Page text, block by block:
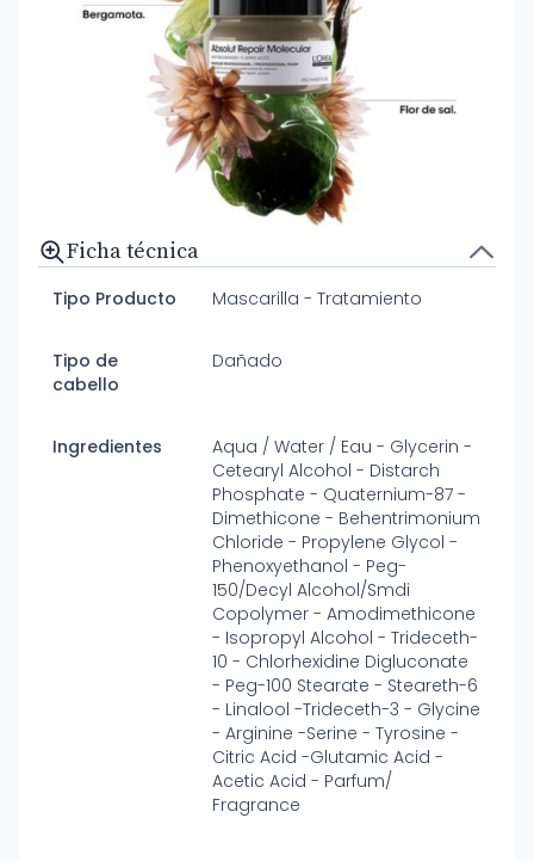
Ficha técnica
Tipo Producto Mascarilla - Tratamiento
Tipo de
cabello
Dañado
Ingredientes
Aqua / Water / Eau - Glycerin -
Cetearyl Alcohol - Distarch
Phosphate - Quaternium-87 -
Dimethicone - Behentrimonium
Chloride - Propylene Glycol -
Phenoxyethanol - Peg-
150/Decyl Alcohol/Smdi
Copolymer - Amodimethicone
- Isopropyl Alcohol - Trideceth-
10 - Chlorhexidine Digluconate
- Peg-100 Stearate - Steareth-6
- Linalool -Trideceth-3 - Glycine
- Arginine -Serine - Tyrosine -
Citric Acid -Glutamic Acid -
Acetic Acid - Parfum/
Fragrance